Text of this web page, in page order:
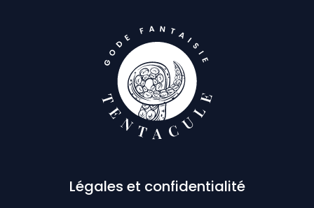
Légales et confidentialité